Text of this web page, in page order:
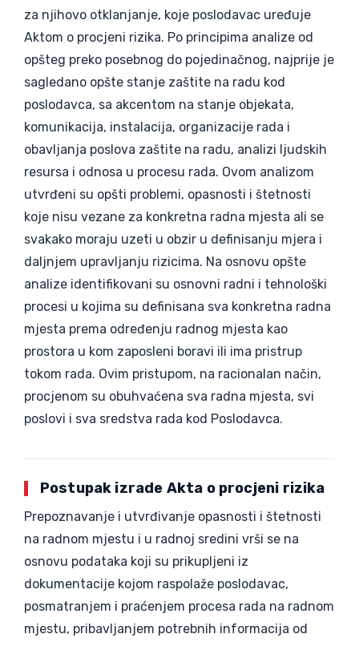
za njihovo otklanjanje, koje poslodavac uređuje
Aktom o procjeni rizika. Po principima analize od
opšteg preko posebnog do pojedinačnog, najprije je
sagledano opšte stanje zaštite na radu kod
poslodavca, sa akcentom na stanje objekata,
komunikacija, instalacija, organizacije rada i
obavljanja poslova zaštite na radu, analizi ljudskih
resursa i odnosa u procesu rada. Ovom analizom
utvrđeni su opšti problemi, opasnosti i štetnosti
koje nisu vezane za konkretna radna mjesta ali se
svakako moraju uzeti u obzir u definisanju mjera i
daljnjem upravljanju rizicima. Na osnovu opšte
analize identifikovani su osnovni radni i tehnološki
procesi u kojima su definisana sva konkretna radna
mjesta prema određenju radnog mjesta kao
prostora u kom zaposleni boravi ili ima pristrup
tokom rada. Ovim pristupom, na racionalan način,
procjenom su obuhvaćena sva radna mjesta, svi
poslovi i sva sredstva rada kod Poslodavca.
Postupak izrade Akta o procjeni rizika
Prepoznavanje i utvrđivanje opasnosti i štetnosti
na radnom mjestu i u radnoj sredini vrši se na
osnovu podataka koji su prikupljeni iz
dokumentacije kojom raspolaže poslodavac,
posmatranjem i praćenjem procesa rada na radnom
mjestu, pribavljanjem potrebnih informacija od